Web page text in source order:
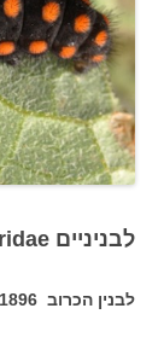
לבניניים Pieridae
לבנין הכרוב